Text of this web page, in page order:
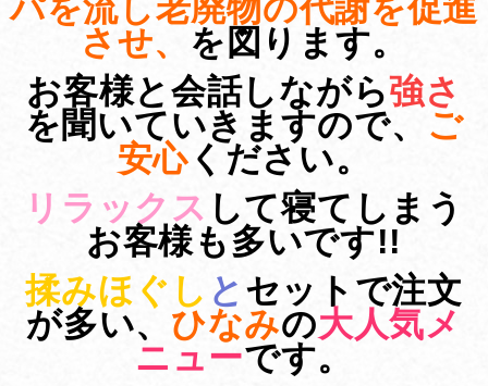
パを流し老廃物の代謝を促進
させ、 を図ります。
お客様と会話しながら強さ
を聞いていきますので、 ご
安心ください。
リラックス して寝てしまう
お客様も多いです!!
揉みほぐし と セットで注文
が多い、 ひなみの大人気メ
ニューです。